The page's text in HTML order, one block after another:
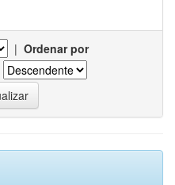
| Ordenar por